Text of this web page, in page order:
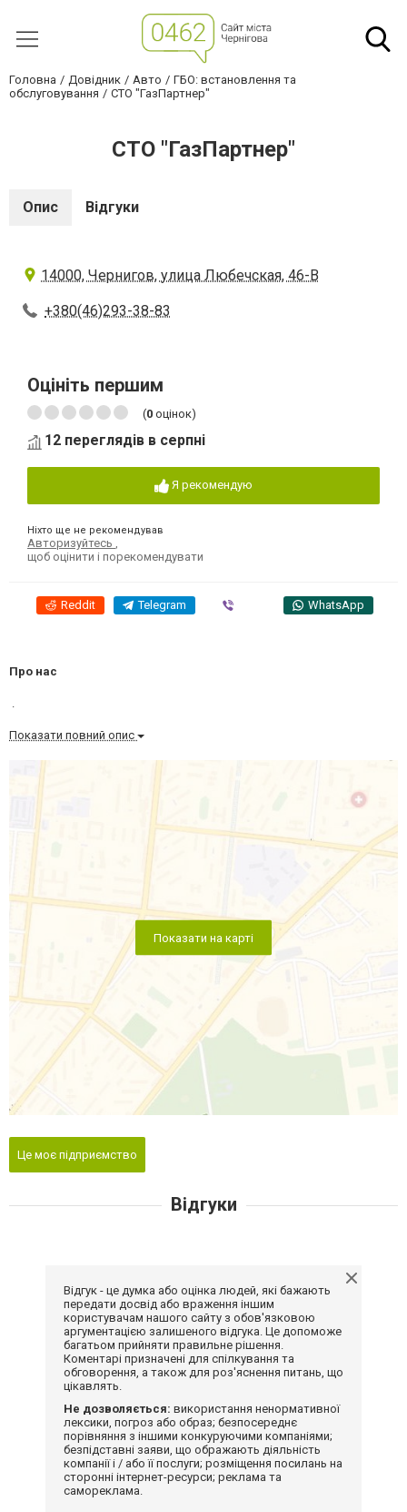
Головна Довідник Авто
ГБО: встановлення та
обслуговування
СТО "ГазПартнер"
СТО "ГазПартнер"
Опис Відгуки
14000, Чернигов, улица Любечская, 46-В
+380(46)293-38-83
Оцініть першим
(0 оцінок)
12 переглядів в серпні
Я рекомендую
Ніхто ще не рекомендував
Авторизуйтесь
щоб оцінити і порекомендувати
Reddit Telegram WhatsApp
Про нас
Показати повний опис
Показати на карті
Це моє підприємство
Відгуки
Відгук - це думка або оцінка людей, які бажають
передати досвід або враження іншим
користувачам нашого сайту з обов'язковою
аргументацією залишеного відгука. Це допоможе
багатьом прийняти правильне рішення.
Коментарі призначені для спілкування та
обговорення, а також для роз'яснення питань, що
цікавлять.
Не дозволяється: використання ненормативної
лексики, погроз або образ; безпосереднє
порівняння з іншими конкуруючими компаніями;
безпідставні заяви, що ображають діяльність
компанії і / або її послуги; розміщення посилань на
сторонні інтернет-ресурси; реклама та
самореклама.